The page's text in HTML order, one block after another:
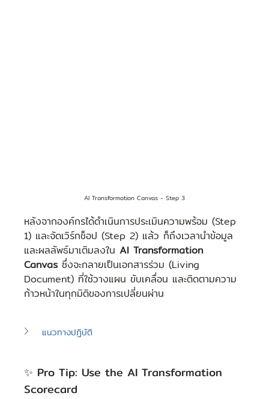
AI Transformation Canvas - Step 3
หลังจากองค์กรได้ดำเนินการประเมินความพร้อม (Step
1) และจัดเวิร์กช็อป (Step 2) แล้ว ก็ถึงเวลานำข้อมูล
และผลลัพธ์มาเติมลงใน AI Transformation
Canvas ซึ่งจะกลายเป็นเอกสารร่วม (Living
Document) ที่ใช้วางแผน ขับเคลื่อน และติดตามความ
ก้าวหน้าในทุกมิติของการเปลี่ยนผ่าน
แนวทางปฏิบัติ
✨ Pro Tip: Use the AI Transformation
Scorecard